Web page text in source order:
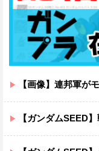
【画像】連邦軍がモビルス
【ガンダムSEED】戦力カ